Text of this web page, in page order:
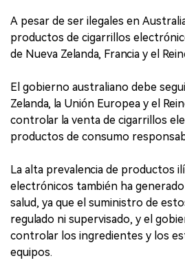
A pesar de ser ilegales en
productos de cigarrillos
de Nueva Zelanda, Francia y el
El gobierno australiano debe
Zelanda, la Unión Europea y el
controlar la venta de cigarrillos
productos de consumo
La alta prevalencia de productos
electrónicos también ha
salud, ya que el suministro de
regulado ni supervisado, y el
controlar los ingredientes y los
equipos.